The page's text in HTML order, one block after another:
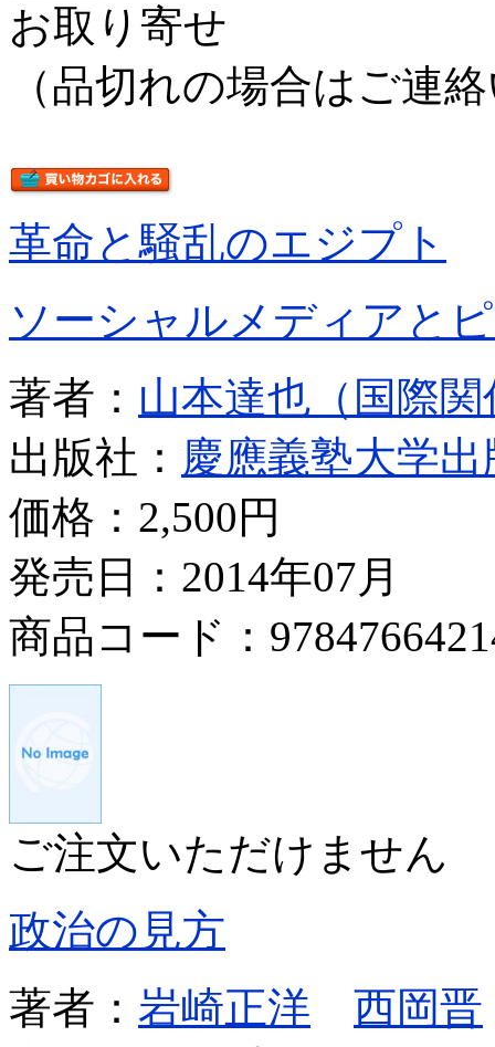
お取り寄せ
（品切れの場合はご連
革命と騒乱のエジプト
ソーシャルメディアと
著者： 山本達也（国際
出版社： 慶應義塾大学出
価格： 2,500円
発売日：2014年07月
商品コード：
ご注文いただけません
政治の見方
著者： 岩崎正洋
西岡晋